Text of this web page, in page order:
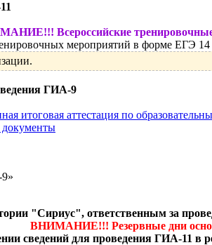
Всероссийские тренировочные
мероприятий в форме ЕГЭ 14
ГИА-9
итоговая аттестация по
документы
"Сириус", ответственным за
ВНИМАНИЕ!!! Резервные дни
для проведения ГИА-11 в